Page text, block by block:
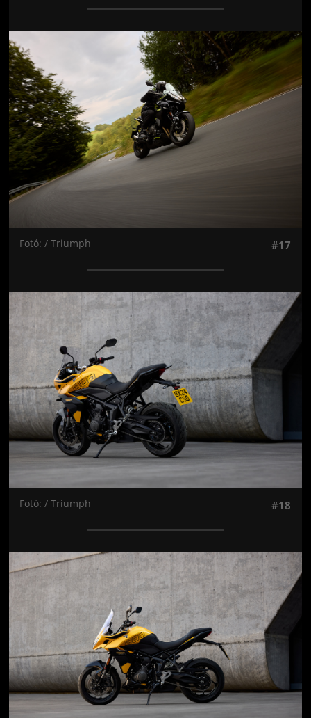
Jön még kép!
Fotó: / Triumph #17
Jön még kép!
Fotó: / Triumph #18
Jön még kép!